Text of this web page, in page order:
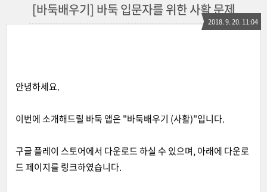
[바둑배우기] 바둑 입문자를 위한 사활 문제
2018. 9. 20. 11:04
안녕하세요.
이번에 소개해드릴 바둑 앱은 "바둑배우기 (사활)"입니다.
구글 플레이 스토어에서 다운로드 하실 수 있으며, 아래에 다운로
드 페이지를 링크하였습니다.